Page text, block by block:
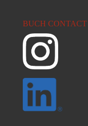
BUCH CONTACT